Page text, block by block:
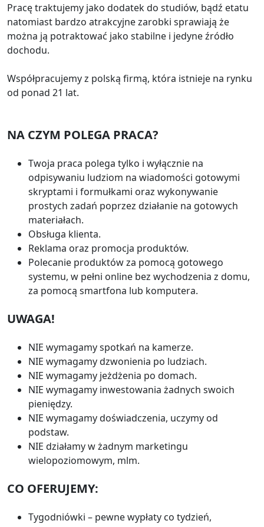
Pracę traktujemy jako dodatek do studiów, bądź etatu
natomiast bardzo atrakcyjne zarobki sprawiają że
można ją potraktować jako stabilne i jedyne źródło
dochodu.
Współpracujemy z polską firmą, która istnieje na rynku
od ponad 21 lat.
NA CZYM POLEGA PRACA?
Twoja praca polega tylko i wyłącznie na
odpisywaniu ludziom na wiadomości gotowymi
skryptami i formułkami oraz wykonywanie
prostych zadań poprzez działanie na gotowych
materiałach.
Obsługa klienta.
Reklama oraz promocja produktów.
Polecanie produktów za pomocą gotowego
systemu, w pełni online bez wychodzenia z domu,
za pomocą smartfona lub komputera.
UWAGA!
NIE wymagamy spotkań na kamerze.
NIE wymagamy dzwonienia po ludziach.
NIE wymagamy jeżdżenia po domach.
NIE wymagamy inwestowania żadnych swoich
pieniędzy.
NIE wymagamy doświadczenia, uczymy od
podstaw.
NIE działamy w żadnym marketingu
wielopoziomowym, mlm.
CO OFERUJEMY:
Tygodniówki – pewne wypłaty co tydzień,